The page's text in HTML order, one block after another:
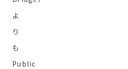
よ
り
も
Public